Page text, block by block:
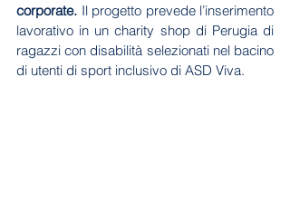
corporate. Il progetto prevede l’inserimento
lavorativo in un charity shop di Perugia di
ragazzi con disabilità selezionati nel bacino
di utenti di sport inclusivo di ASD Viva.